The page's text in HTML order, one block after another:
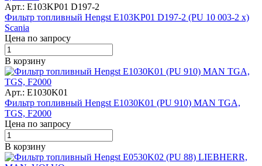
Арт.: E103KP01 D197-2
Фильтр топливный Hengst E103KP01 D197-2 (PU 10 003-2 x)
Scania
Цена по запросу
В корзину
Арт.: E1030K01
Фильтр топливный Hengst E1030K01 (PU 910) MAN TGA,
TGS, F2000
Цена по запросу
В корзину